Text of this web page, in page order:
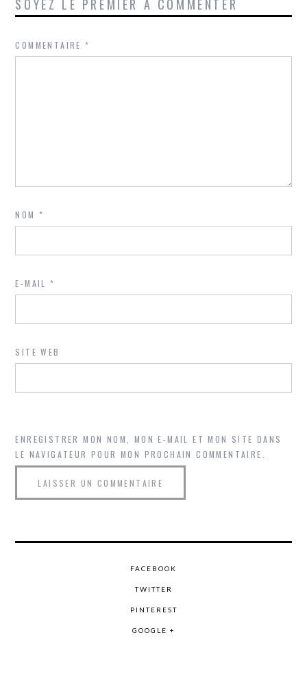
SOYEZ LE PREMIER À COMMENTER
COMMENTAIRE*
NOM*
E-MAIL*
SITE WEB
ENREGISTRER MON NOM, MON E-MAIL ET MON SITE DANS
LE NAVIGATEUR POUR MON PROCHAIN COMMENTAIRE.
FACEBOOK
TWITTER
PINTEREST
GOOGLE +